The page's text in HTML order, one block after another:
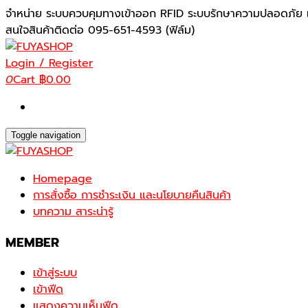
Skip
to
the
content
จำหน่าย ระบบควบคุมทางเข้าออก RFID ระบบรักษาความปลอดภัย
สนใจสินค้าติดต่อ 095-651-4593 (ฟิล์ม)
Login / Register
0Cart฿0.00
Toggle navigation
Homepage
การสั่งซื้อ การชำระเงิน และนโยบายคืนสินค้า
บทความ สาระน่ารู้
MEMBER
เข้าสู่ระบบ
เข้าฟีด